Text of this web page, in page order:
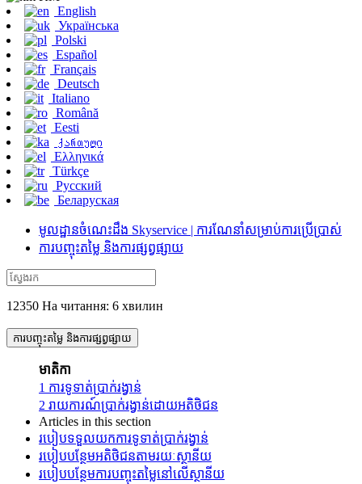
English
Українська
Polski
Español
Français
Deutsch
Italiano
Română
Eesti
ქართული
Ελληνικά
Türkçe
Русский
Беларуская
មូលដ្ឋានចំណេះដឹង Skyservice | ការណែនាំសម្រាប់ការប្រើប្រាស់
ការបញ្ចុះតម្លៃ និងការផ្សព្វផ្សាយ
12350 На читання: 6 хвилин
ការបញ្ចុះតម្លៃ និងការផ្សព្វផ្សាយ
មាតិកា
1 ការទូទាត់ប្រាក់រង្វាន់
2 រាយការណ៍ប្រាក់រង្វាន់ដោយអតិថិជន
Articles in this section
របៀបទទួលយកការទូទាត់ប្រាក់រង្វាន់
របៀបបន្ថែមអតិថិជនតាមរយៈស្ថានីយ
របៀបបន្ថែមការបញ្ចុះតម្លៃនៅលើស្ថានីយ